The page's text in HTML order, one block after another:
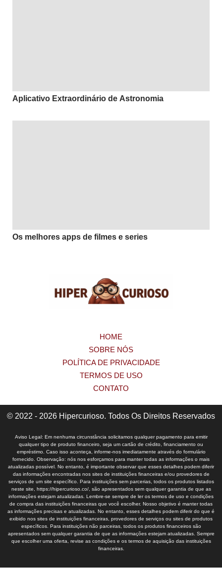
Aplicativo Extraordinário de Astronomia
Os melhores apps de filmes e series
HOME
SOBRE NÓS
POLÍTICA DE PRIVACIDADE
TERMOS DE USO
CONTATO
© 2022 - 2026 Hipercurioso. Todos Os Direitos Reservados
Aviso Legal: Em nenhuma circunstância solicitamos qualquer pagamento para emitir
qualquer tipo de produto financeiro, seja um cartão de crédito, financiamento ou
empréstimo. Caso isso aconteça, informe-nos imediatamente através do formulário
fornecido. Observação: nós nos esforçamos para manter todas as informações o mais
atualizadas possível. No entanto, é importante observar que esses detalhes podem diferir
das informações encontradas nos sites de instituições financeiras e/ou provedores de
serviços de um site específico. Para instituições sem parcerias, todos os produtos listados
neste site, https://hipercurioso.co/, são apresentados sem qualquer garantia de que as
informações estejam atualizadas. Lembre-se sempre de ler os termos de uso e condições
de compra das instituições financeiras que você escolher. Nosso objetivo é manter todas
as informações precisas e atualizadas. No entanto, esses detalhes podem diferir do que é
exibido nos sites de instituições financeiras, provedores de serviços ou sites de produtos
específicos. Para instituições não parceiras, todos os produtos financeiros são
apresentados sem qualquer garantia de que as informações estejam atualizadas. Sempre
que escolher uma oferta, revise as condições e os termos de aquisição das instituições
financeiras.